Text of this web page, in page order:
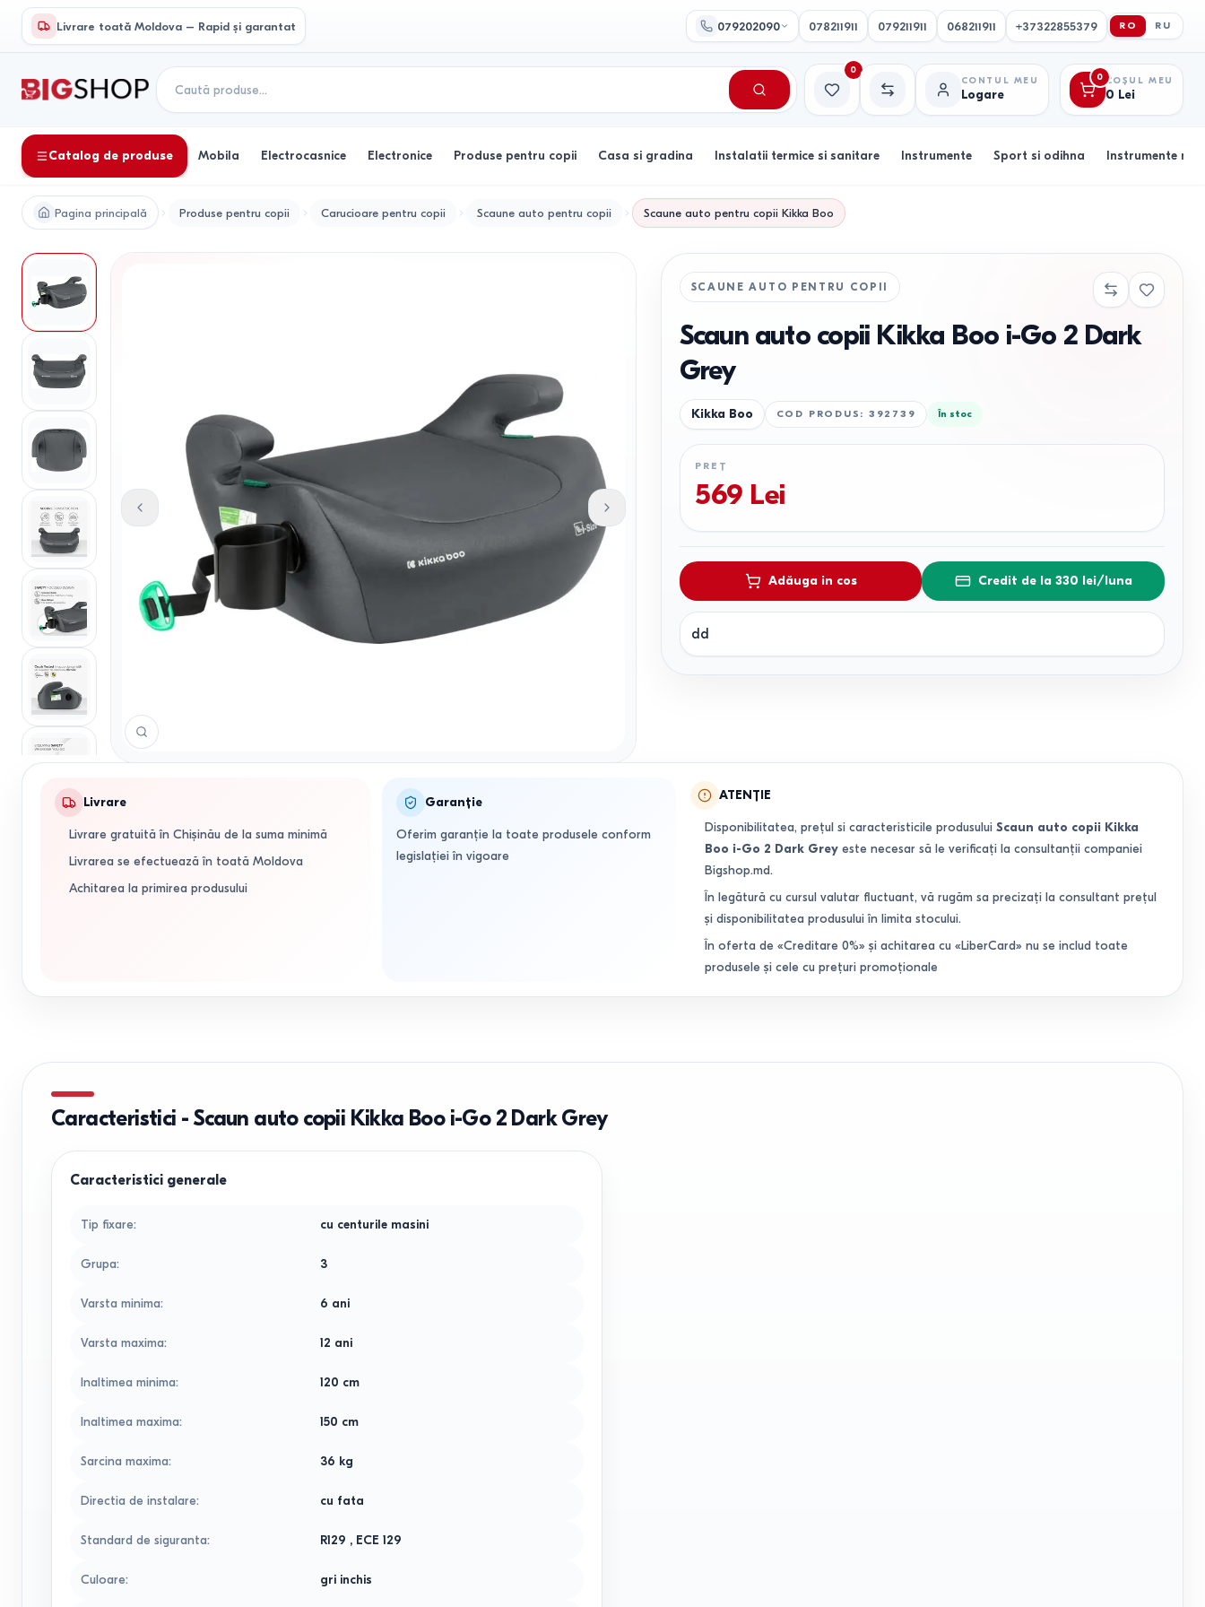
Livrare toată Moldova – Rapid și garantat 079202090 078211911 079211911 068211911 +37322855379 RO RU
Favorite
0
Comparație
CONTUL MEU
Logare
0 COȘUL MEU
0 Lei
Catalog de produse Mobila Electrocasnice Electronice Produse pentru copii Casa si gradina Instalatii termice si sanitare Instrumente Sport si odihna Instrumente
Pagina principală Produse pentru copii Carucioare pentru copii Scaune auto pentru copii Scaune auto pentru copii Kikka Boo
SCAUNE AUTO PENTRU COPII
Scaun auto copii Kikka Boo i-Go 2 Dark
Grey
Kikka Boo COD PRODUS : 392739 În stoc
PREȚ
569 Lei
Adăuga in cos Credit de la 330 lei/luna
dd
Livrare
Livrare gratuită în Chișinău de la suma minimă
Livrarea se efectuează în toată Moldova
Achitarea la primirea produsului
Garanție
Oferim garanție la toate produsele conform
legislației în vigoare
ATENȚIE
Disponibilitatea, prețul si caracteristicile produsului Scaun auto copii Kikka
Boo i-Go 2 Dark Grey este necesar să le verificați la consultanții companiei
Bigshop.md.
În legătură cu cursul valutar fluctuant, vă rugăm sa precizați la consultant prețul
și disponibilitatea produsului în limita stocului.
În oferta de «Creditare 0%» și achitarea cu «LiberCard» nu se includ toate
produsele și cele cu prețuri promoționale
Caracteristici - Scaun auto copii Kikka Boo i-Go 2 Dark Grey
Caracteristici generale
Tip fixare: cu centurile masini
Grupa: 3
Varsta minima: 6 ani
Varsta maxima: 12 ani
Inaltimea minima: 120 cm
Inaltimea maxima: 150 cm
Sarcina maxima: 36 kg
Directia de instalare: cu fata
Standard de siguranta: R129 , ECE 129
Culoare: gri inchis